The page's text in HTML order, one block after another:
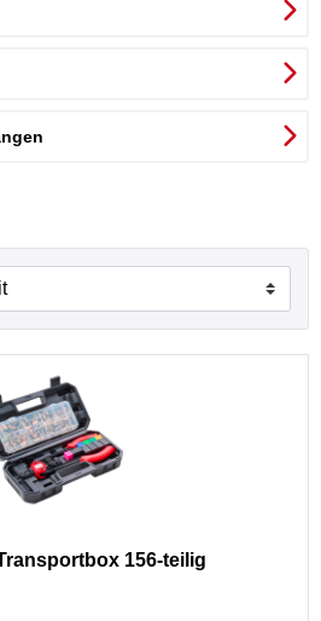
156-teilig